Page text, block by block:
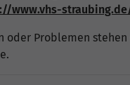
www.vhs-
oder Problemen